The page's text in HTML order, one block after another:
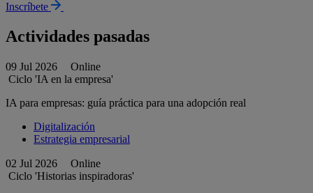
Inscríbete
Actividades pasadas
09 Jul 2026
Online
Ciclo 'IA en la empresa'
IA para empresas: guía práctica para una adopción real
Digitalización
Estrategia empresarial
02 Jul 2026
Online
Ciclo 'Historias inspiradoras'